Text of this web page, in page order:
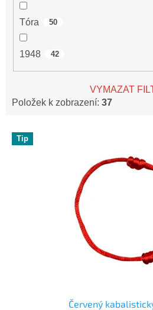
Tóra 50
1948 42
VYMAZAT
Položek k zobrazení: 37
V Tip
Červený